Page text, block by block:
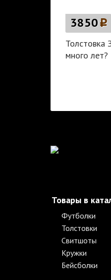
3850p
Толстовка
много лет?
Товары в
Футболки
Толстовки
Свитшоты
Кружки
Бейсболки